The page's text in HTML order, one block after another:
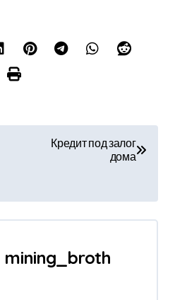
Кредит под залог
дома
mining_broth